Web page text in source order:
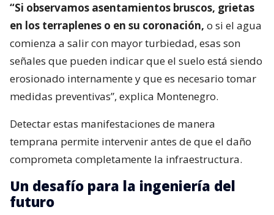
“Si observamos asentamientos bruscos, grietas
en los terraplenes o en su coronación, o si el agua
comienza a salir con mayor turbiedad, esas son
señales que pueden indicar que el suelo está siendo
erosionado internamente y que es necesario tomar
medidas preventivas”, explica Montenegro.
Detectar estas manifestaciones de manera
temprana permite intervenir antes de que el daño
comprometa completamente la infraestructura.
Un desafío para la ingeniería del
futuro